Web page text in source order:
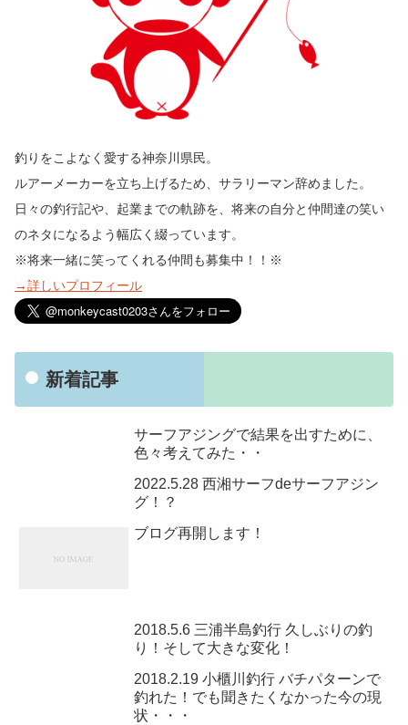
釣りをこよなく愛する神奈川県民。
ルアーメーカーを立ち上げるため、サラリーマン辞めました。
日々の釣行記や、起業までの軌跡を、将来の自分と仲間達の笑い
のネタになるよう幅広く綴っています。
※将来一緒に笑ってくれる仲間も募集中！！※
→詳しいプロフィール
新着記事
サーフアジングで結果を出すために、
色々考えてみた・・
2022.5.28 西湘サーフdeサーフアジン
グ！？
ブログ再開します！
2018.5.6 三浦半島釣行 久しぶりの釣
り！そして大きな変化！
2018.2.19 小櫃川釣行 バチパターンで
釣れた！でも聞きたくなかった今の現
状・・・